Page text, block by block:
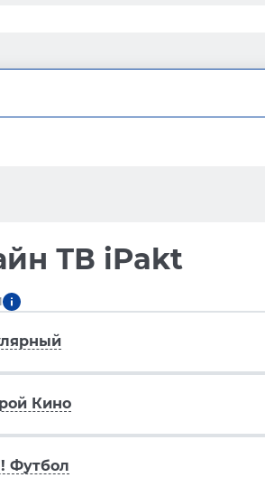
ТВ iPakt
Кино
Футбол